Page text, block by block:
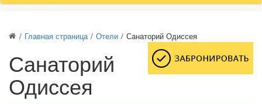
/ Главная страница / Отели / Санаторий Одиссея
Санаторий
Одиссея